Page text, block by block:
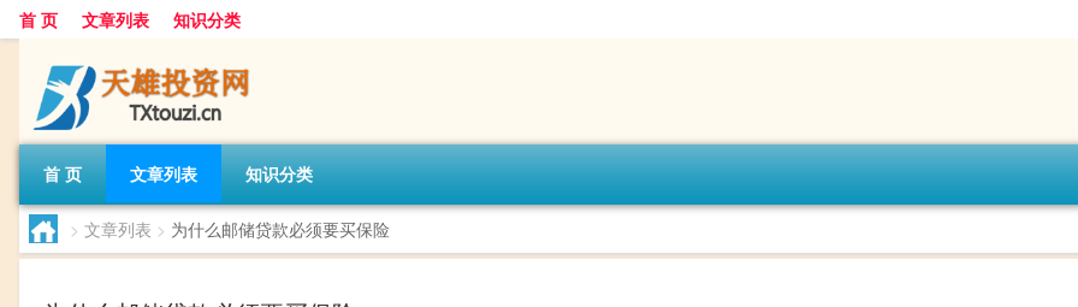
首 页 文章列表 知识分类
首 页 文章列表 知识分类
> 文章列表 > 为什么邮储贷款必须要买保险